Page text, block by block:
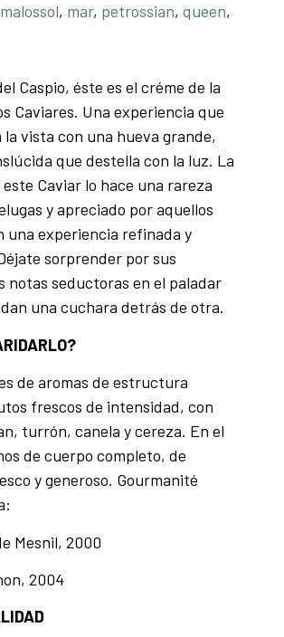
malossol, mar, petrossian, queen,
Caspio, éste es el créme de la
Caviares. Una experiencia que
la vista con una hueva grande,
que destella con la luz. La
Caviar lo hace una rareza
y apreciado por aquellos
una experiencia refinada y
sorprender por sus
notas seductoras en el paladar
una cuchara detrás de otra.
de aromas de estructura
frescos de intensidad, con
turrón, canela y cereza. En el
de cuerpo completo, de
y generoso. Gourmanité
Mesnil, 2000
2004